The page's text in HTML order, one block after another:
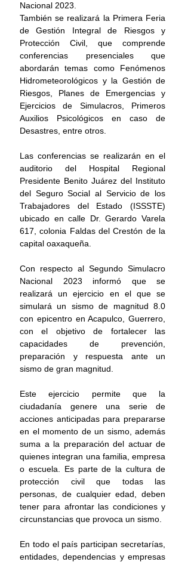
Nacional 2023.
También se realizará la Primera Feria
de Gestión Integral de Riesgos y
Protección Civil, que comprende
conferencias presenciales que
abordarán temas como Fenómenos
Hidrometeorológicos y la Gestión de
Riesgos, Planes de Emergencias y
Ejercicios de Simulacros, Primeros
Auxilios Psicológicos en caso de
Desastres, entre otros.
Las conferencias se realizarán en el
auditorio del Hospital Regional
Presidente Benito Juárez del Instituto
del Seguro Social al Servicio de los
Trabajadores del Estado (ISSSTE)
ubicado en calle Dr. Gerardo Varela
617, colonia Faldas del Crestón de la
capital oaxaqueña.
Con respecto al Segundo Simulacro
Nacional 2023 informó que se
realizará un ejercicio en el que se
simulará un sismo de magnitud 8.0
con epicentro en Acapulco, Guerrero,
con el objetivo de fortalecer las
capacidades de prevención,
preparación y respuesta ante un
sismo de gran magnitud.
Este ejercicio permite que la
ciudadanía genere una serie de
acciones anticipadas para prepararse
en el momento de un sismo, además
suma a la preparación del actuar de
quienes integran una familia, empresa
o escuela. Es parte de la cultura de
protección civil que todas las
personas, de cualquier edad, deben
tener para afrontar las condiciones y
circunstancias que provoca un sismo.
En todo el país participan secretarías,
entidades, dependencias y empresas